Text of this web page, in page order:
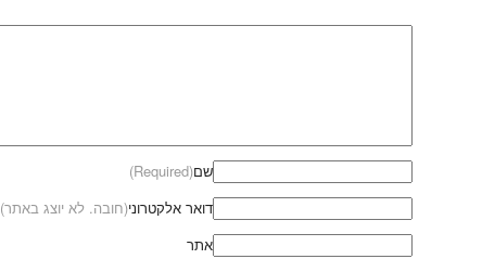
שם(Required)
דואר אלקטרוני(חובה. לא יוצג באתר)
אתר